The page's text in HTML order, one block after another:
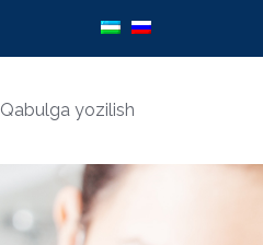
Qabulga yozilish